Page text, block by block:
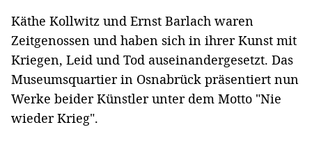
Käthe Kollwitz und Ernst Barlach waren
Zeitgenossen und haben sich in ihrer Kunst mit
Kriegen, Leid und Tod auseinandergesetzt. Das
Museumsquartier in Osnabrück präsentiert nun
Werke beider Künstler unter dem Motto "Nie
wieder Krieg".